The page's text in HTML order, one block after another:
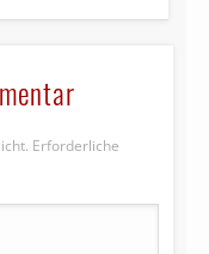
Erforderliche